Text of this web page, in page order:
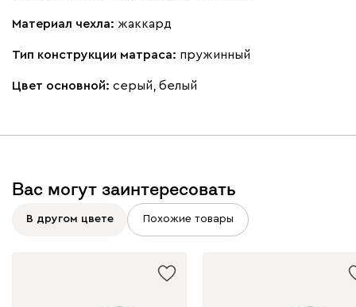
Материал чехла: жаккард
Тип конструкции матраса: пружинный
Цвет основной: серый, белый
Вас могут заинтересовать
В другом цвете Похожие товары